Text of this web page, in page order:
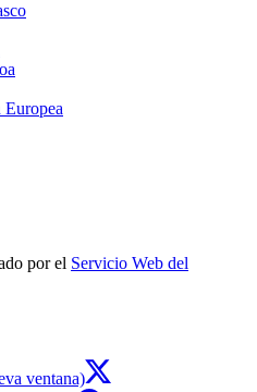
por el Servicio Web del
ventana)